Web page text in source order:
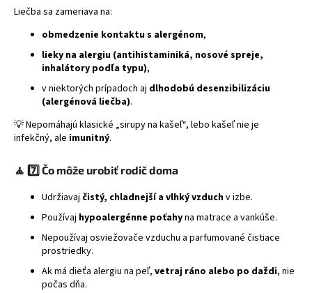
Liečba sa zameriava na:
obmedzenie kontaktu s alergénom,
lieky na alergiu (antihistaminiká, nosové spreje,
inhalátory podľa typu),
v niektorých prípadoch aj dlhodobú desenzibilizáciu
(alergénová liečba).
💡 Nepomáhajú klasické „sirupy na kašeľ“, lebo kašeľ nie je
infekčný, ale imunitný.
🧘 7️⃣ Čo môže urobiť rodič doma
Udržiavaj čistý, chladnejší a vlhký vzduchv izbe.
Používaj hypoalergénne poťahyna matrace a vankúše.
Nepoužívaj osviežovače vzduchu a parfumované čistiace
prostriedky.
Ak má dieťa alergiu na peľ, vetraj ráno alebo po daždi, nie
počas dňa.